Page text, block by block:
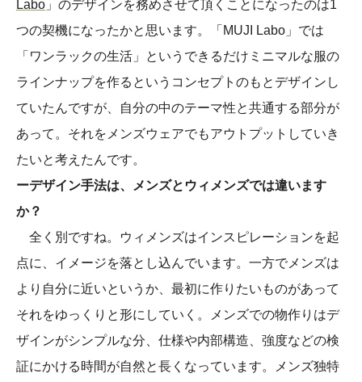
Labo 」のデザインを務めさせて頂くことになったのは1
つの契機になったかと思います。「MUJI Labo」では
「ワンラックの生活」というできるだけミニマルな服の
ラインナップを作るというコンセプトのもとデザインし
ていたんですが、自分の中のテーマ性と共通する部分が
あって。それをメンズウェアでもアウトプットしていき
たいと考えたんです。
ーデザイン手法は、メンズとウィメンズでは違います
か？
全く別ですね。ウィメンズはインスピレーションを起
点に、イメージを落とし込んでいます。一方でメンズは
より自分に近いというか、最初に作りたいものがあって
それをゆっくりと形にしていく。メンズでの物作りはデ
ザインがシンプルな分、仕様や内部構造、強度などの検
証にかける時間が自然と長くなっています。メンズ独特